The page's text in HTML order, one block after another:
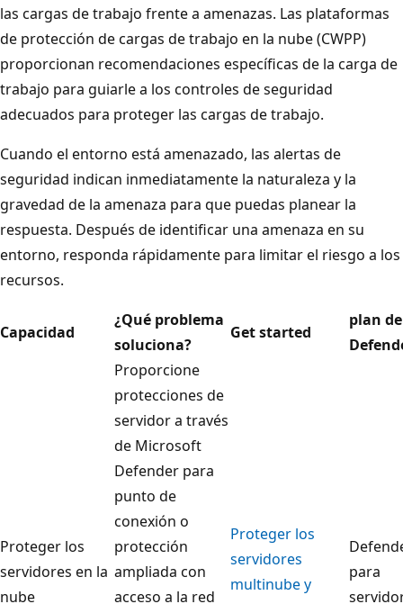
las cargas de trabajo frente a amenazas. Las plataformas
de protección de cargas de trabajo en la nube (CWPP)
proporcionan recomendaciones específicas de la carga de
trabajo para guiarle a los controles de seguridad
adecuados para proteger las cargas de trabajo.
Cuando el entorno está amenazado, las alertas de
seguridad indican inmediatamente la naturaleza y la
gravedad de la amenaza para que puedas planear la
respuesta. Después de identificar una amenaza en su
entorno, responda rápidamente para limitar el riesgo a los
recursos.
Capacidad
¿Qué problema
soluciona?
Get started
plan de
Proteger los
servidores en la
nube
Proporcione
protecciones de
servidor a través
de Microsoft
Defender para
punto de
conexión o
protección
ampliada con
acceso a la red
Proteger los
servidores
multinube y
para